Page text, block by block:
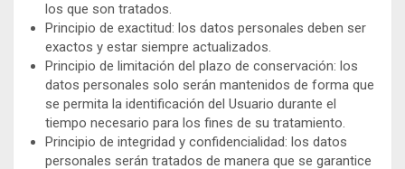
los que son tratados.
Principio de exactitud: los datos personales deben ser
exactos y estar siempre actualizados.
Principio de limitación del plazo de conservación: los
datos personales solo serán mantenidos de forma que
se permita la identificación del Usuario durante el
tiempo necesario para los fines de su tratamiento.
Principio de integridad y confidencialidad: los datos
personales serán tratados de manera que se garantice